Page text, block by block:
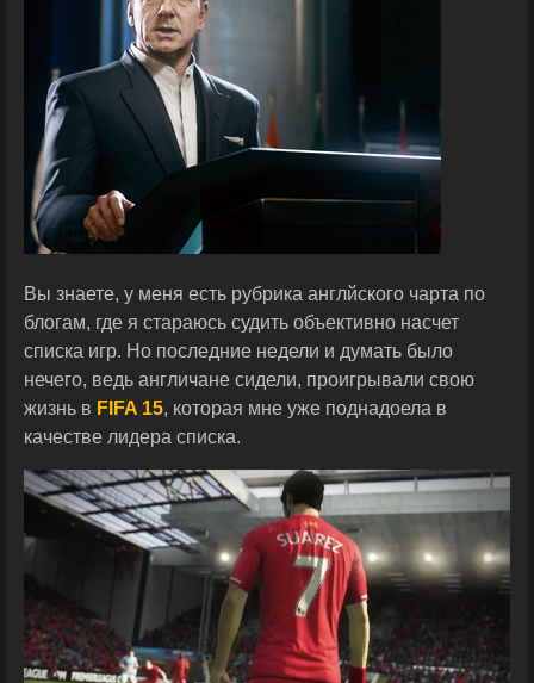
Вы знаете, у меня есть рубрика англйского чарта по
блогам, где я стараюсь судить объективно насчет
списка игр. Но последние недели и думать было
нечего, ведь англичане сидели, проигрывали свою
жизнь в FIFA 15, которая мне уже поднадоела в
качестве лидера списка.